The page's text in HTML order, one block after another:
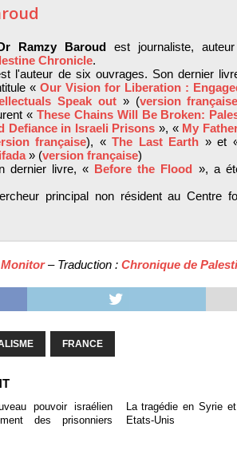
Ramzy Baroud est journaliste,
Chronicle.
l'auteur de six ouvrages. Son dernier
«Our Vision for Liberation :
Speak out» (version française
« These Chains Will Be Broken:
Defiance in Israeli Prisons », « My
française), «The Last Earth » et
» (version française)
dernier livre, « Before the Flood », a
principal non résident au Centre
– Traduction : Chronique de
FRANCE
pouvoir israélien
des prisonniers
La tragédie en Syrie
Etats-Unis